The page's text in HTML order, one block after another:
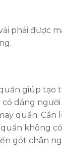
phải được
giúp tạo
dáng
quần. Cần
không
gót chân